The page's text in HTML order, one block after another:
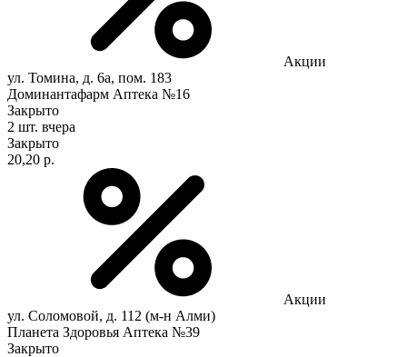
Акции
ул. Томина, д. 6а, пом. 183
Доминантафарм Аптека №16
Закрыто
2 шт. вчера
Закрыто
20,20 р.
Акции
ул. Соломовой, д. 112 (м-н Алми)
Планета Здоровья Аптека №39
Закрыто